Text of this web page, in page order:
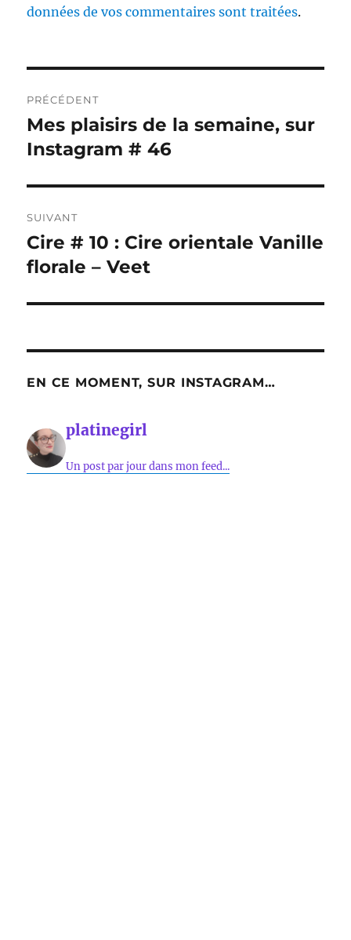
données de vos commentaires sont traitées.
de
l’article
PRÉCÉDENT
Publication
précédente :
Mes plaisirs de la semaine, sur
Instagram # 46
SUIVANT
Publication
suivante :
Cire # 10 : Cire orientale Vanille
florale – Veet
EN CE MOMENT, SUR INSTAGRAM…
platinegirl
Un post par jour dans mon feed...